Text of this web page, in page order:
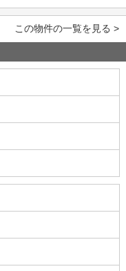
この物件の一覧を見る >